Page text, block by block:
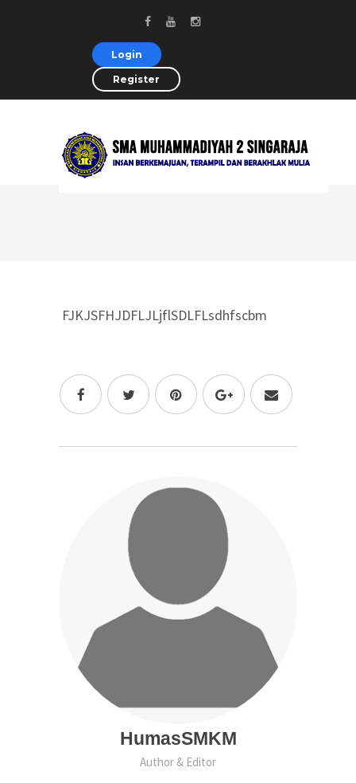
Login
Register
FJKJSFHJDFLJLjflSDLFLsdhfscbm
HumasSMKM
Author & Editor